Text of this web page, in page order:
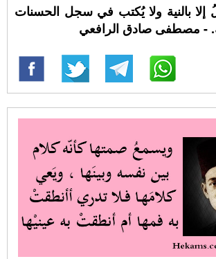
إلا بالنية ولا يُكتب في سجل الحسنات
- مصطفى صادق الرافعي